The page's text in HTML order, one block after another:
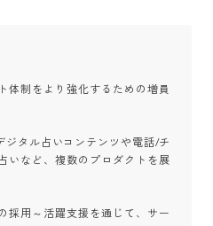
体制をより強化するための増員
タル占いコンテンツや電話/チ
いなど、複数のプロダクトを展
採用～活躍支援を通じて、サー